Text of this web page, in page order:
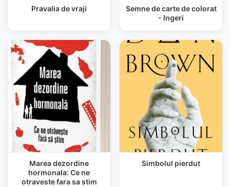
Pravalia de vraji
Semne de carte de colorat
- Ingeri
Marea dezordine
hormonala: Ce ne
otraveste fara sa stim
Simbolul pierdut